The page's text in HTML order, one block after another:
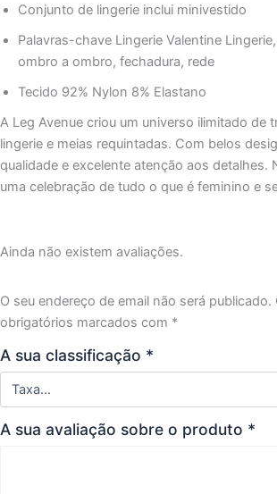
Conjunto de lingerie inclui minivestido
Palavras-chave Lingerie Valentine
ombro a ombro, fechadura, rede
Tecido 92% Nylon 8% Elastano
A Leg Avenue criou um universo ilimitado de
lingerie e meias requintadas. Com belos
qualidade e excelente atenção aos detalhes.
uma celebração de tudo o que é feminino e
Ainda não existem avaliações.
O seu endereço de email não será publicado.
obrigatórios marcados com *
A sua classificação *
A sua avaliação sobre o produto *